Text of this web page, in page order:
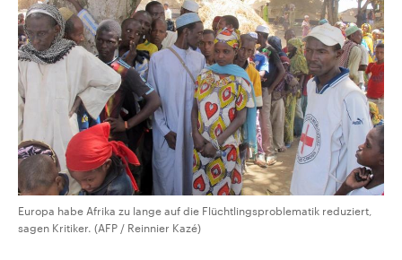
Europa habe Afrika zu lange auf die Flüchtlingsproblematik reduziert,
sagen Kritiker. (AFP / Reinnier Kazé)